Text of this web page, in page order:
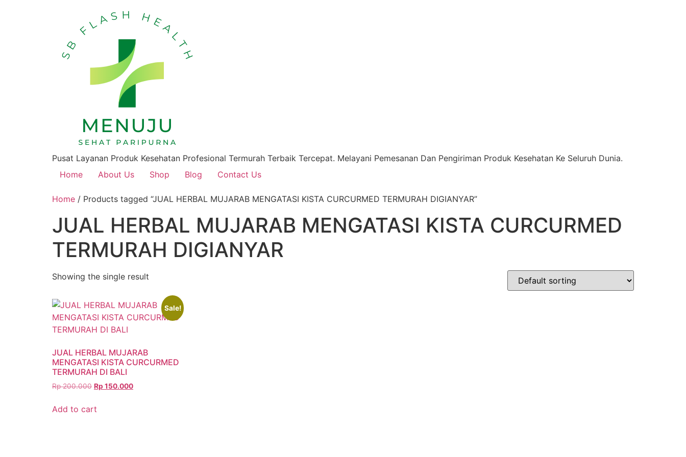
Pusat Layanan Produk Kesehatan Profesional Termurah Terbaik Tercepat. Melayani Pemesanan Dan Pengiriman Produk Kesehatan Ke Seluruh Dunia.
Home
About Us Shop Blog Contact Us
Home / Products tagged “JUAL HERBAL MUJARAB MENGATASI KISTA CURCURMED TERMURAH DIGIANYAR”
JUAL HERBAL MUJARAB MENGATASI KISTA CURCURMED
TERMURAH DIGIANYAR
Showing the single result
Sale!
JUAL HERBAL MUJARAB
MENGATASI KISTA CURCURMED
TERMURAH DI BALI
Rp200.000 Rp 150.000
Add to cart